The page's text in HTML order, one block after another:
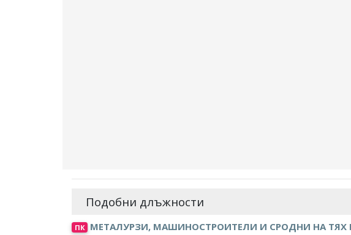
Подобни длъжности
ПК МЕТАЛУРЗИ, МАШИНОСТРОИТЕЛИ И СРОДНИ НА ТЯХ